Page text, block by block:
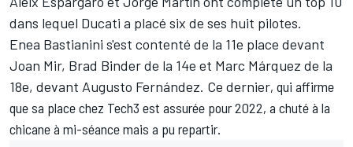
dans lequel Ducati a placé six de ses huit pilotes.
Enea Bastianini s'est contenté de la 11e place devant
Joan Mir, Brad Binderde la 14e et Marc Márquez de la
18e, devant Augusto Fernández. Ce dernier, qui affirme
que sa place chez Tech3 est assurée pour 2022, a chuté à la
chicane à mi-séance mais a pu repartir.